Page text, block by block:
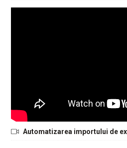
Automatizarea importului de